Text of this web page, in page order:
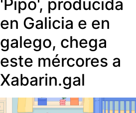
rivais... e quizais, algún día, a levar
tamén o ansiado bote.
'Pipo', producida
en Galicia e en
galego, chega
este mércores a
Xabarin.gal